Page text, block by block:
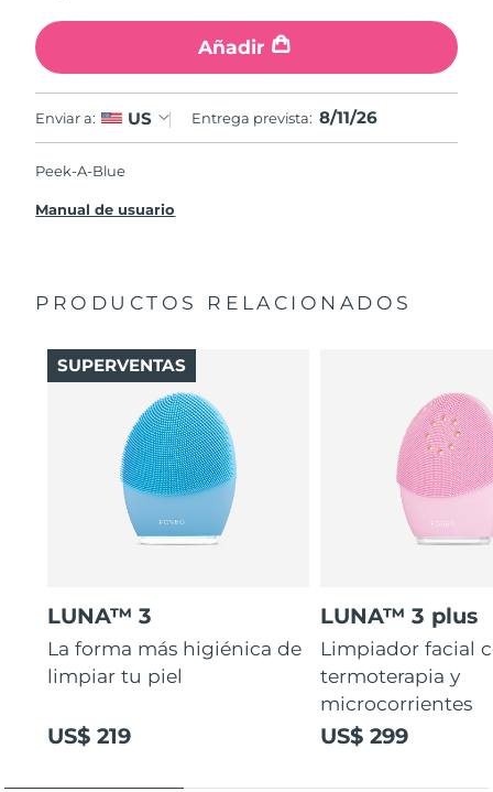
Añadir
Enviar a: US Entrega prevista: 8/11/26
Peek-A-Blue
Manual de usuario
PRODUCTOS RELACIONADOS
LUNA™ 3
La forma más higiénica de
limpiar tu piel
US$ 219
SUPERVENTAS
LUNA™ 3 plus
Limpiador facial
termoterapia y
microcorrientes
US$ 299